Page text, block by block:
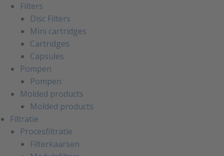
Filters
Disc Filters
Mini cartridges
Cartridges
Capsules
Pompen
Pompen
Molded products
Molded products
Filtratie
Procesfiltratie
Filterkaarsen